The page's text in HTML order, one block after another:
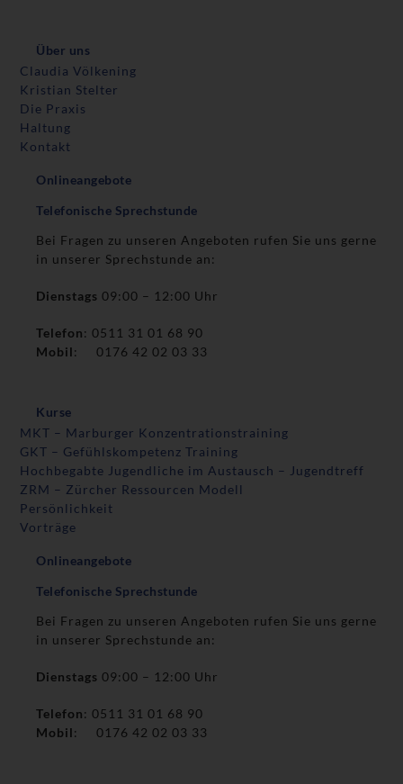
Über uns
Claudia Völkening
Kristian Stelter
Die Praxis
Haltung
Kontakt
Onlineangebote
Telefonische Sprechstunde
Bei Fragen zu unseren Angeboten rufen Sie uns gerne
in unserer Sprechstunde an:
Dienstags09:00 – 12:00 Uhr
Telefon: 0511 31 01 68 90
Mobil: 0176 42 02 03 33
Kurse
MKT – Marburger Konzentrationstraining
GKT – Gefühlskompetenz Training
Hochbegabte Jugendliche im Austausch – Jugendtreff
ZRM – Zürcher Ressourcen Modell
Persönlichkeit
Vorträge
Onlineangebote
Telefonische Sprechstunde
Bei Fragen zu unseren Angeboten rufen Sie uns gerne
in unserer Sprechstunde an:
Dienstags09:00 – 12:00 Uhr
Telefon: 0511 31 01 68 90
Mobil: 0176 42 02 03 33